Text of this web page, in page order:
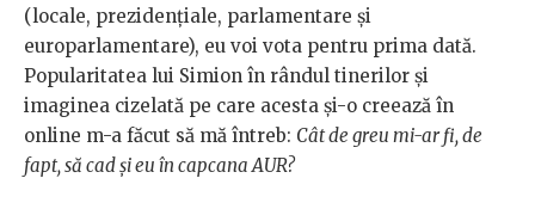
(locale, prezidențiale, parlamentare și
europarlamentare), eu voi vota pentru prima dată.
Popularitatea lui Simion în rândul tinerilor și
imaginea cizelată pe care acesta și-o creează în
online m-a făcut să mă întreb: Cât de greu mi-ar fi, de
fapt, să cad și eu în capcana AUR?